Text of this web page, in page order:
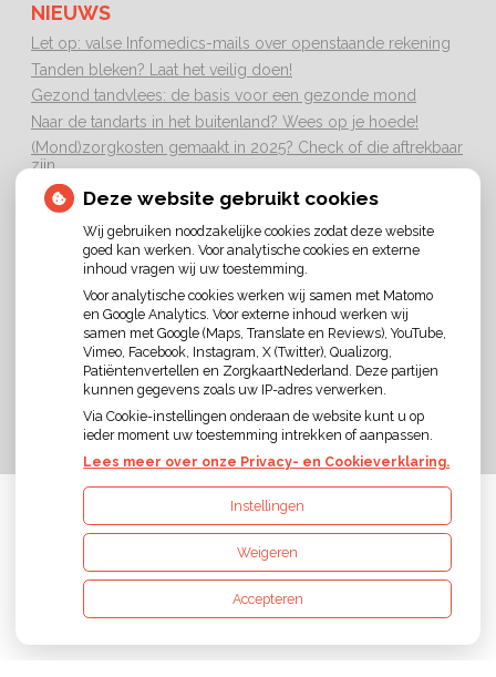
NIEUWS
Let op: valse Infomedics-mails over openstaande rekening
Tanden bleken? Laat het veilig doen!
Gezond tandvlees: de basis voor een gezonde mond
Naar de tandarts in het buitenland? Wees op je hoede!
(Mond)zorgkosten gemaakt in 2025? Check of die aftrekbaar
zijn
U heeft geen toestemming gegeven voor
externe inhouddie nodig is om dit te zien.
Cookie-instellingen wijzigen
Uw Zorg Online|Beheer
Cookie-instellingen
Deze website gebruikt cookies
Wij gebruiken noodzakelijke cookies zodat deze website
goed kan werken. Voor analytische cookies en externe
inhoud vragen wij uw toestemming.
Voor analytische cookies werken wij samen met Matomo
en Google Analytics. Voor externe inhoud werken wij
samen met Google (Maps, Translate en Reviews), YouTube,
Vimeo, Facebook, Instagram, X (Twitter), Qualizorg,
Patiëntenvertellen en ZorgkaartNederland. Deze partijen
kunnen gegevens zoals uw IP-adres verwerken.
Via Cookie-instellingen onderaan de website kunt u op
ieder moment uw toestemming intrekken of aanpassen.
Lees meer over onze Privacy- en Cookieverklaring.
Instellingen
Weigeren
Accepteren